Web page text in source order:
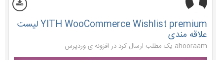
YITH WooCommerce Wishlist premium لیست
علاقه مندی
ahooraam یک مطلب ارسال کرد در افزونه ی وردپرس